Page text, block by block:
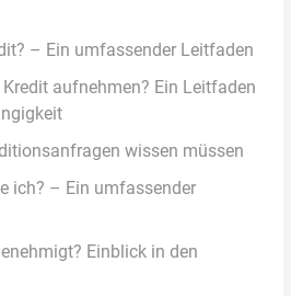
– Ein umfassender Leitfaden
aufnehmen? Ein Leitfaden
wissen müssen
ich? – Ein umfassender
Einblick in den